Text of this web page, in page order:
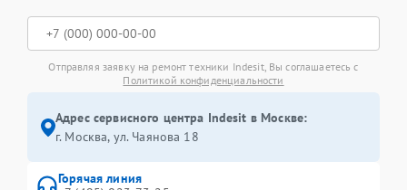
Отправляя заявку на ремонт техники Indesit, Вы соглашаетесь с
Политикой конфиденциальности
Адрес сервисного центра Indesit в Москве:
г. Москва, ул. Чаянова 18
Горячая линия